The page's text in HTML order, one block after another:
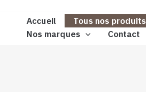
Accueil Tous nos produits
Nos marques
Contact